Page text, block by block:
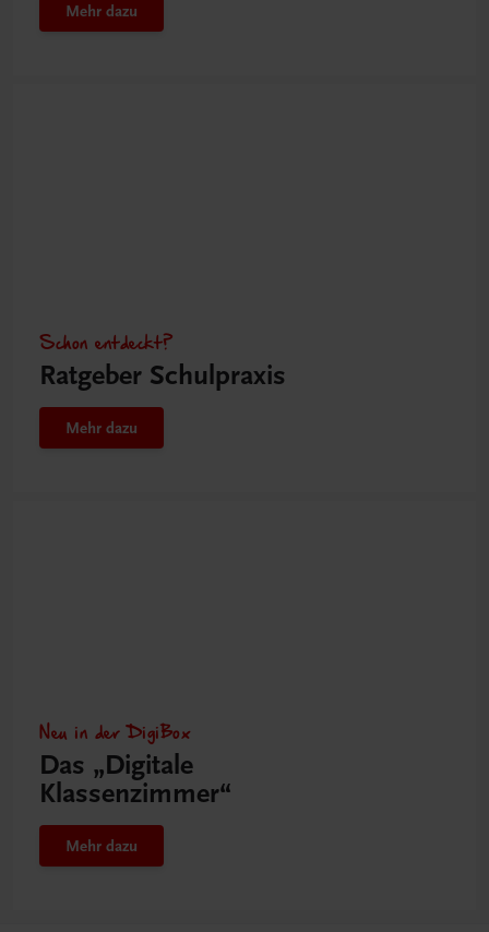
Mehr dazu
Schon entdeckt?
Ratgeber Schulpraxis
Mehr dazu
Neu in der DigiBox
Das „Digitale
Klassenzimmer“
Mehr dazu